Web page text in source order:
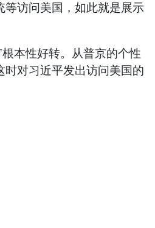
访问美国，如此就是展示
本性好转。从普京的个性
对习近平发出访问美国的